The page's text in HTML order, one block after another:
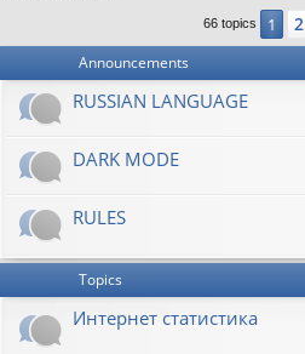
66 topics 1 2
Announcements
RUSSIAN LANGUAGE
DARK MODE
RULES
Topics
Интернет статистика